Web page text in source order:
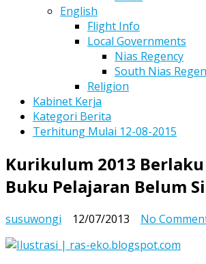
English
Flight Info
Local Governments
Nias Regency
South Nias
Religion
Kabinet Kerja
Kategori Berita
Terhitung Mulai 12-08-2015
Kurikulum 2013 Berlaku
Buku Pelajaran Belum
susuwongi 12/07/2013 No